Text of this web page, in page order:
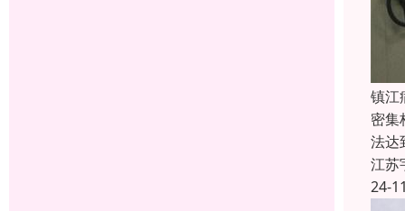
镇江
密集
法达
江苏
24-